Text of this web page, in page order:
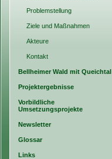
Problemstellung
Ziele und Maßnahmen
Akteure
Kontakt
Bellheimer Wald mit Queichtal
Projektergebnisse
Vorbildliche
Umsetzungsprojekte
Newsletter
Glossar
Links